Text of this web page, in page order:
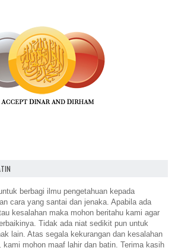
berbagi ilmu pengetahuan kepada
cara yang santai dan jenaka. Apabila ada
kesalahan maka mohon beritahu kami agar
Tidak ada niat sedikit pun untuk
lain. Atas segala kekurangan dan kesalahan
mohon maaf lahir dan batin. Terima kasih